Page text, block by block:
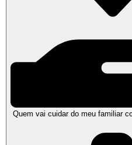
Quem vai cuidar do meu familiar